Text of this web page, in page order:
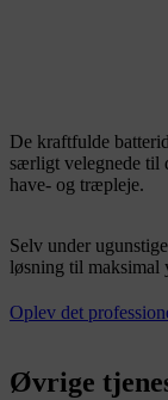
De kraftfulde
særligt velegnede til
have- og træpleje.
Selv under
løsning til maksimal
Oplev det
Øvrige